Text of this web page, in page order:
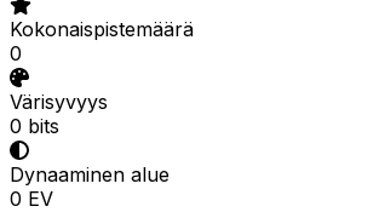
Kokonaispistemäärä
0
Värisyvyys
0 bits
Dynaaminen alue
0 EV